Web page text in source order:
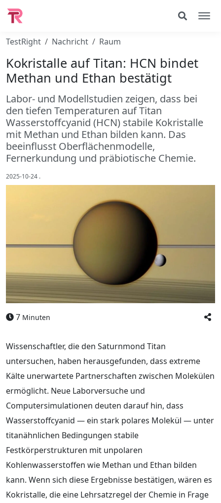
TestRight Nachricht Raum
Kokristalle auf Titan: HCN bindet
Methan und Ethan bestätigt
Labor- und Modellstudien zeigen, dass bei
den tiefen Temperaturen auf Titan
Wasserstoffcyanid (HCN) stabile Kokristalle
mit Methan und Ethan bilden kann. Das
beeinflusst Oberflächenmodelle,
Fernerkundung und präbiotische Chemie.
2025-10-24 .
7 Minuten
Wissenschaftler, die den Saturnmond Titan
untersuchen, haben herausgefunden, dass extreme
Kälte unerwartete Partnerschaften zwischen Molekülen
ermöglicht. Neue Laborversuche und
Computersimulationen deuten darauf hin, dass
Wasserstoffcyanid — ein stark polares Molekül — unter
titanähnlichen Bedingungen stabile
Festkörperstrukturen mit unpolaren
Kohlenwasserstoffen wie Methan und Ethan bilden
kann. Wenn sich diese Ergebnisse bestätigen, wären es
Kokristalle, die eine Lehrsatzregel der Chemie in Frage